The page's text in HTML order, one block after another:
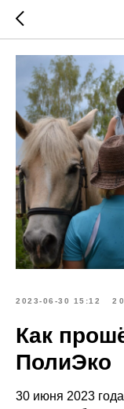
2023-06-30 15:12
Как
ПолиЭко
30 июня 2023